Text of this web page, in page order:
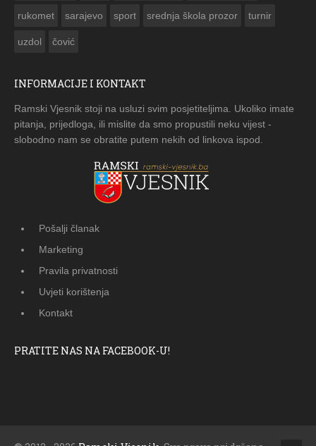
rukomet sarajevo sport srednja škola prozor turnir
uzdol čović
INFORMACIJE I KONTAKT
Ramski Vjesnik stoji na usluzi svim posjetiteljima. Ukoliko imate
pitanja, prijedloga, ili mislite da smo propustili neku vijest -
slobodno nam se obratite putem nekih od linkova ispod.
Pošalji članak
Marketing
Pravila privatnosti
Uvjeti korištenja
Kontakt
PRATITE NAS NA FACEBOOK-U!